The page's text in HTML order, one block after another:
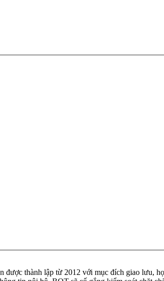
thành lập từ 2012 với mục đích giao lưu,